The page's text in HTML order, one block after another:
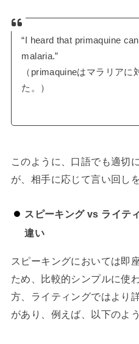
“I heard that primaquine
malaria.”
（primaquineはマラリア
た。）
このように、口語でも適切
が、相手に応じて言い回し
スピーキング vs ライテ
違い
スピーキングにおいては即
ため、比較的シンプルに使
方、ライティングではより
があり、例えば、以下のよ